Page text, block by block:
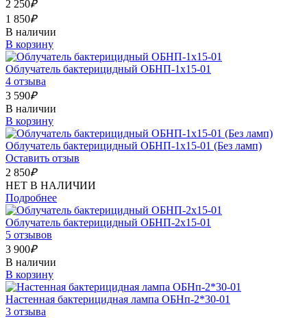
2 250₽
1 850₽
В наличии
В корзину
Облучатель бактерицидный ОБНП-1х15-01
4 отзыва
3 590₽
В наличии
В корзину
Облучатель бактерицидный ОБНП-1х15-01 (Без ламп)
Оставить отзыв
2 850₽
НЕТ В НАЛИЧИИ
Подробнее
Облучатель бактерицидный ОБНП-2х15-01
5 отзывов
3 900₽
В наличии
В корзину
Настенная бактерицидная лампа ОБНп-2*30-01
3 отзыва